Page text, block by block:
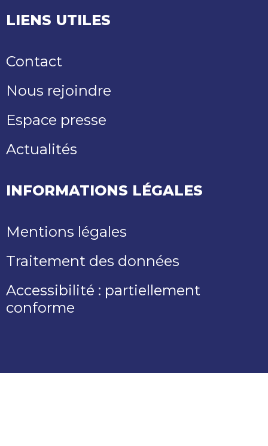
LIENS UTILES
Contact
Nous rejoindre
Espace presse
Actualités
INFORMATIONS LÉGALES
Mentions légales
Traitement des données
Accessibilité : partiellement
conforme